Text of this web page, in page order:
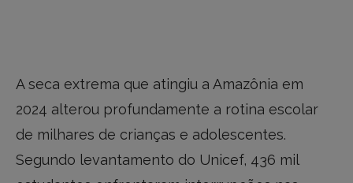
A seca extrema que atingiu a Amazônia em
2024 alterou profundamente a rotina escolar
de milhares de crianças e adolescentes.
Segundo levantamento do Unicef, 436 mil